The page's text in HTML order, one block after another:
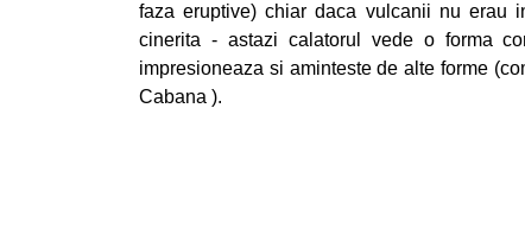
faza eruptive) chiar daca vulcanii nu erau
cinerita - astazi calatorul vede o forma
impresioneaza si aminteste de alte forme
Cabana ).